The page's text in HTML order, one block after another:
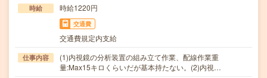
時給 時給1220円
交通費
交通費規定内支給
仕事内容
(1)内視鏡の分析装置の組み立て作業、配線作業重
量:Max15キロくらいだが基本持たない。(2)内視…